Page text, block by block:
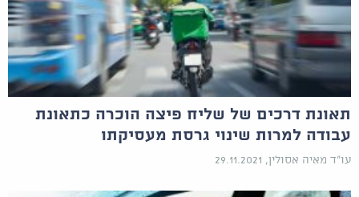
תאונת דרכים של שליח פיצה הוכרה כתאונת
עבודה למרות שינוי גרסת מעסיקתו
עו"ד מאיה אסולין, 29.11.2021